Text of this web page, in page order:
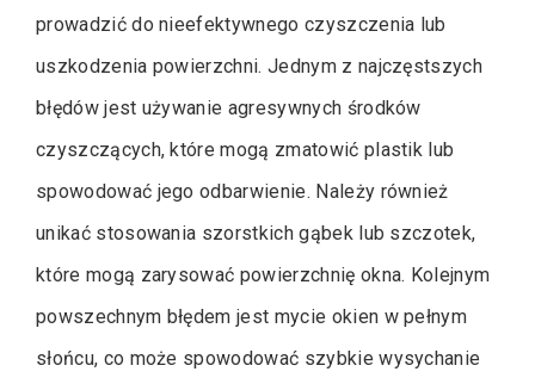
prowadzić do nieefektywnego czyszczenia lub
uszkodzenia powierzchni. Jednym z najczęstszych
błędów jest używanie agresywnych środków
czyszczących, które mogą zmatowić plastik lub
spowodować jego odbarwienie. Należy również
unikać stosowania szorstkich gąbek lub szczotek,
które mogą zarysować powierzchnię okna. Kolejnym
powszechnym błędem jest mycie okien w pełnym
słońcu, co może spowodować szybkie wysychanie